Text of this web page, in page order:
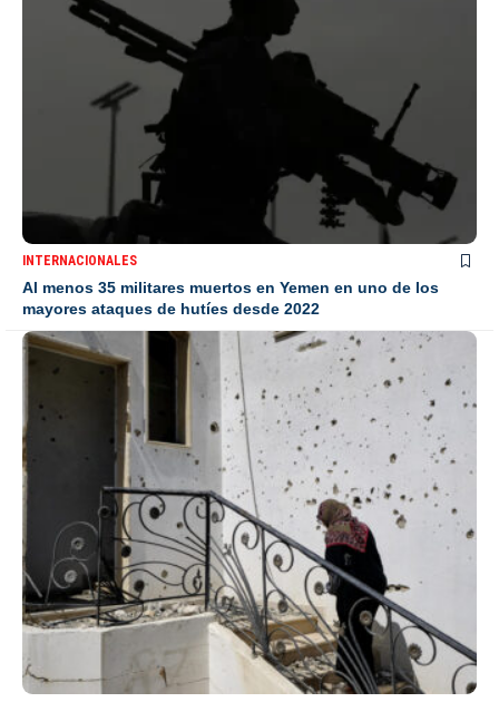
INTERNACIONALES
Al menos 35 militares muertos en Yemen en uno de los
mayores ataques de hutíes desde 2022